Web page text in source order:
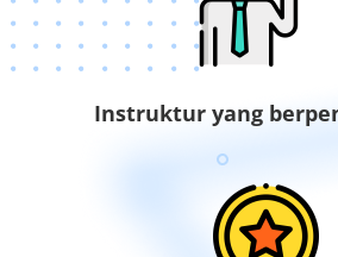
Instruktur yang